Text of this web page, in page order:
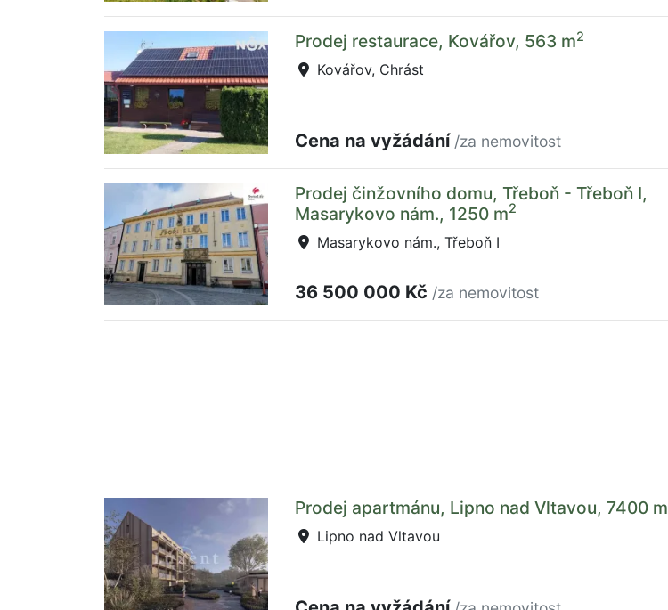
Prodej restaurace, Kovářov, 563 m2
Kovářov, Chrást
Cena na vyžádání /za nemovitost
Prodej činžovního domu, Třeboň - Třeboň I,
Masarykovo nám., 1250 m2
Masarykovo nám., Třeboň I
36 500 000 Kč /za nemovitost
Prodej apartmánu, Lipno nad Vltavou, 7400 m
Lipno nad Vltavou